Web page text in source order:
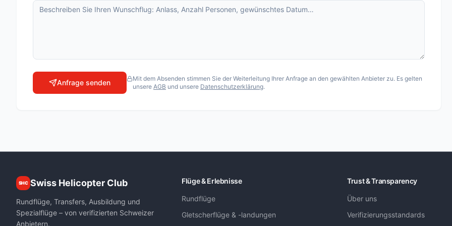
Matterhorn Special
Oberengadiner Gletscher-Rundflug
Pilatusflug zur Villa Honegg
Air Zermatt AG
Airport Helicopter AHB AG
Fuchs Helikopter AG
Heli Sitterdorf AG / Heli Academy
Anfrage senden
Mit dem Absenden stimmen Sie der Weiterleitung Ihrer Anfrage an den gewählten Anbieter zu. Es gelten
unsere AGB und unsere Datenschutzerklärung.
SHC Swiss Helicopter Club
Rundflüge, Transfers, Ausbildung und
Spezialflüge – von verifizierten Schweizer
Anbietern.
Flüge & Erlebnisse
Rundflüge
Gletscherflüge & -landungen
Trust & Transparency
Über uns
Verifizierungsstandards